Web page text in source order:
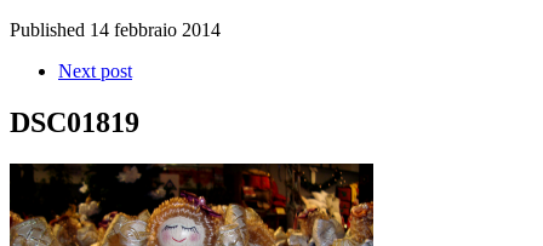
Published 14 febbraio 2014
Next post
DSC01819